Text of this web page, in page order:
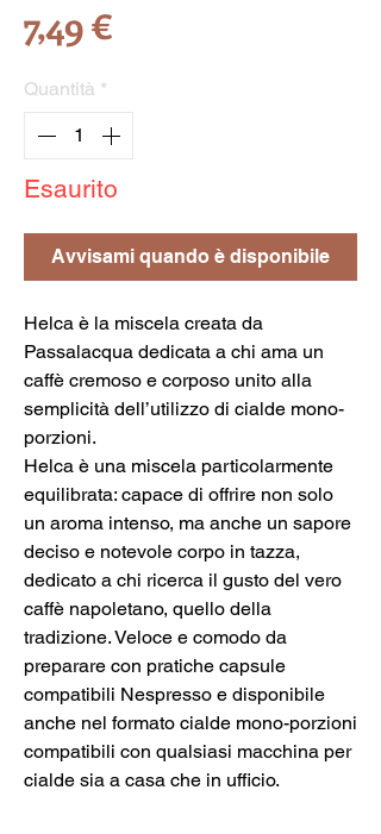
7,49 €
Quantità *
Esaurito
Avvisami quando è disponibile
Helca è la miscela creata da
Passalacqua dedicata a chi ama un
caffè cremoso e corposo unito alla
semplicità dell’utilizzo di cialde mono-
porzioni.
Helca è una miscela particolarmente
equilibrata: capace di offrire non solo
un aroma intenso, ma anche un sapore
deciso e notevole corpo in tazza,
dedicato a chi ricerca il gusto del vero
caffè napoletano, quello della
tradizione. Veloce e comodo da
preparare con pratiche capsule
compatibili Nespresso e disponibile
anche nel formato cialde mono-porzioni
compatibili con qualsiasi macchina per
cialde sia a casa che in ufficio.